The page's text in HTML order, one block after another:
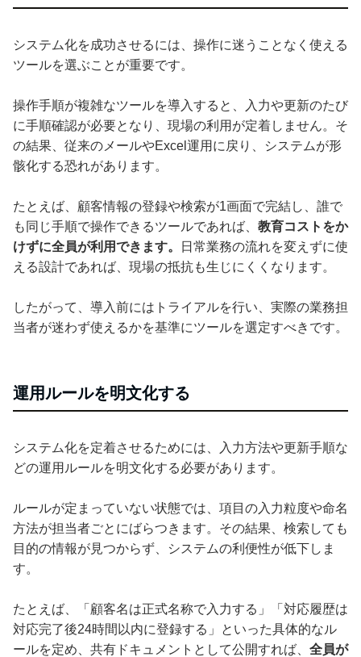
システム化を成功させるには、操作に迷うことなく使える
ツールを選ぶことが重要です。
操作手順が複雑なツールを導入すると、入力や更新のたび
に手順確認が必要となり、現場の利用が定着しません。そ
の結果、従来のメールやExcel運用に戻り、システムが形
骸化する恐れがあります。
たとえば、顧客情報の登録や検索が1画面で完結し、誰で
も同じ手順で操作できるツールであれば、 教育コストをか
けずに全員が利用できます。
日常業務の流れを変えずに使
える設計であれば、現場の抵抗も生じにくくなります。
したがって、導入前にはトライアルを行い、実際の業務担
当者が迷わず使えるかを基準にツールを選定すべきです。
運用ルールを明文化する
システム化を定着させるためには、入力方法や更新手順な
どの運用ルールを明文化する必要があります。
ルールが定まっていない状態では、項目の入力粒度や命名
方法が担当者ごとにばらつきます。その結果、検索しても
目的の情報が見つからず、システムの利便性が低下しま
す。
たとえば、「顧客名は正式名称で入力する」「対応履歴は
対応完了後24時間以内に登録する」といった具体的なル
ールを定め、共有ドキュメントとして公開すれば、 全員が